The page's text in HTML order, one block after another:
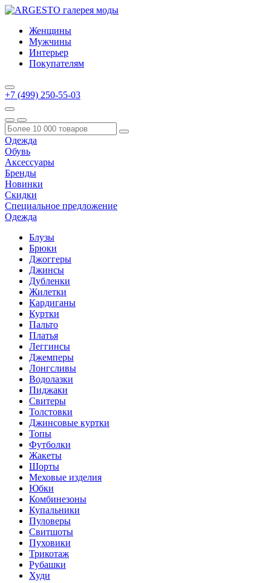
Женщины
Мужчины
Интерьер
Покупателям
+7 (499) 250-55-03
Одежда
Обувь
Аксессуары
Бренды
Новинки
Скидки
Специальное предложение
Одежда
Блузы
Брюки
Джоггеры
Джинсы
Дубленки
Жилетки
Кардиганы
Куртки
Пальто
Платья
Леггинсы
Джемперы
Лонгсливы
Водолазки
Пиджаки
Свитеры
Толстовки
Джинсовые куртки
Топы
Футболки
Жакеты
Шорты
Меховые изделия
Юбки
Комбинезоны
Купальники
Пуловеры
Свитшоты
Пуховики
Трикотаж
Рубашки
Худи